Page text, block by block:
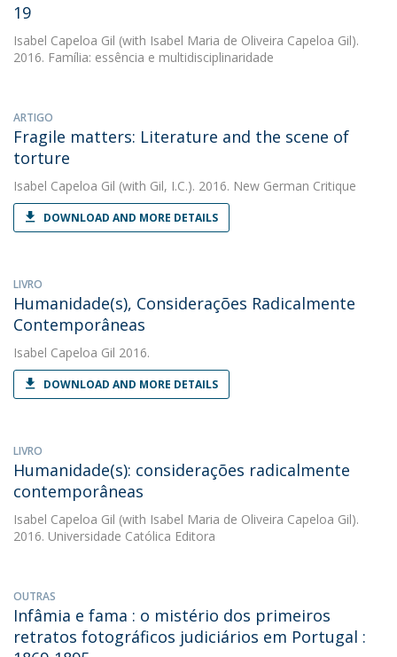
19
Isabel Capeloa Gil (with Isabel Maria de Oliveira Capeloa Gil).
2016. Família: essência e multidisciplinaridade
ARTIGO
Fragile matters: Literature and the scene of
torture
Isabel Capeloa Gil (with Gil, I.C.). 2016. New German Critique
DOWNLOAD AND MORE DETAILS
LIVRO
Humanidade(s), Considerações Radicalmente
Contemporâneas
Isabel Capeloa Gil 2016.
DOWNLOAD AND MORE DETAILS
LIVRO
Humanidade(s): considerações radicalmente
contemporâneas
Isabel Capeloa Gil (with Isabel Maria de Oliveira Capeloa Gil).
2016. Universidade Católica Editora
OUTRAS
Infâmia e fama : o mistério dos primeiros
retratos fotográficos judiciários em Portugal :